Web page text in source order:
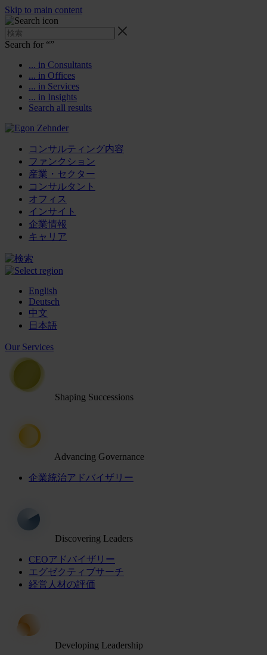
Skip to main content
Search for “”
... in Consultants
... in Offices
... in Services
... in Insights
Search all results
コンサルティング内容
ファンクション
産業・セクター
コンサルタント
オフィス
インサイト
企業情報
キャリア
English
Deutsch
中文
日本語
Our Services
Shaping Successions
Advancing Governance
企業統治アドバイザリー
Discovering Leaders
CEOアドバイザリー
エグゼクティブサーチ
経営人材の評価
Developing Leadership